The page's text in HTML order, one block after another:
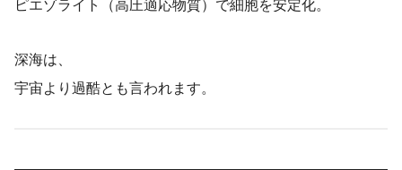
ピエゾライト（高圧適応物質）で細胞を安定化。
深海は、
宇宙より過酷とも言われます。